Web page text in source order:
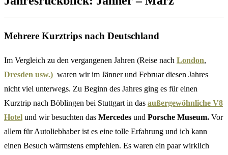
Mehrere Kurztrips nach Deutschland
Im Vergleich zu den vergangenen Jahren (Reise nach London,
Dresden usw.) waren wir im Jänner und Februar diesen Jahres
nicht viel unterwegs. Zu Beginn des Jahres ging es für einen
Kurztrip nach Böblingen bei Stuttgart in das außergewöhnliche V8
Hotel und wir besuchten das Mercedes und Porsche Museum. Vor
allem für Autoliebhaber ist es eine tolle Erfahrung und ich kann
einen Besuch wärmstens empfehlen. Es waren ein paar wirklich